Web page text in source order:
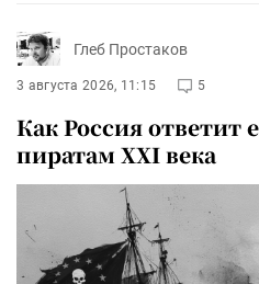
Глеб Простаков
3 августа 2026, 11:15 5
Как Россия ответит
пиратам XXI века